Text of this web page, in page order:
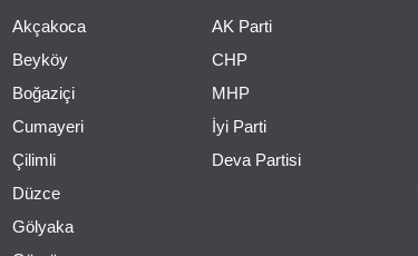
Akçakoca
Beyköy
Boğaziçi
Cumayeri
Çilimli
Düzce
Gölyaka
AK Parti
CHP
MHP
İyi Parti
Deva Partisi